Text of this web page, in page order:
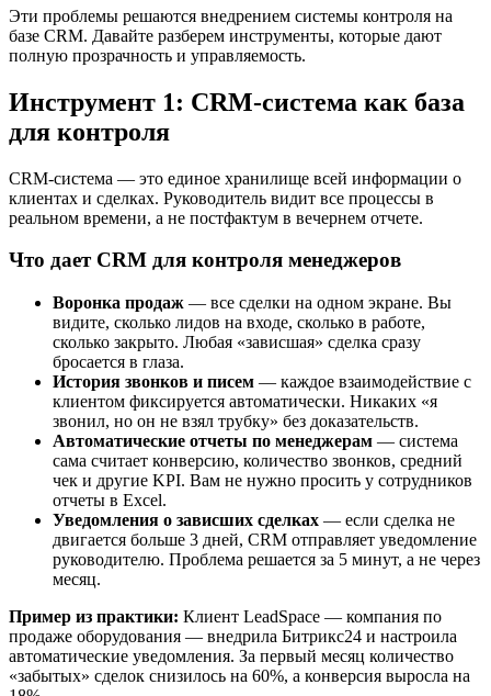
Эти проблемы решаются внедрением системы контроля на
базе CRM. Давайте разберем инструменты, которые дают
полную прозрачность и управляемость.
Инструмент 1: CRM-система как база
для контроля
CRM-система — это единое хранилище всей информации о
клиентах и сделках. Руководитель видит все процессы в
реальном времени, а не постфактум в вечернем отчете.
Что дает CRM для контроля менеджеров
Воронка продаж — все сделки на одном экране. Вы
видите, сколько лидов на входе, сколько в работе,
сколько закрыто. Любая «зависшая» сделка сразу
бросается в глаза.
История звонков и писем — каждое взаимодействие с
клиентом фиксируется автоматически. Никаких «я
звонил, но он не взял трубку» без доказательств.
Автоматические отчеты по менеджерам — система
сама считает конверсию, количество звонков, средний
чек и другие KPI. Вам не нужно просить у сотрудников
отчеты в Excel.
Уведомления о зависших сделках — если сделка не
двигается больше 3 дней, CRM отправляет уведомление
руководителю. Проблема решается за 5 минут, а не через
месяц.
Пример из практики: Клиент LeadSpace — компания по
продаже оборудования — внедрила Битрикс24 и настроила
автоматические уведомления. За первый месяц количество
«забытых» сделок снизилось на 60%, а конверсия выросла на